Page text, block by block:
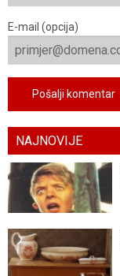
E-mail (opcija)
Pošalji komentar
NAJNOVIJE